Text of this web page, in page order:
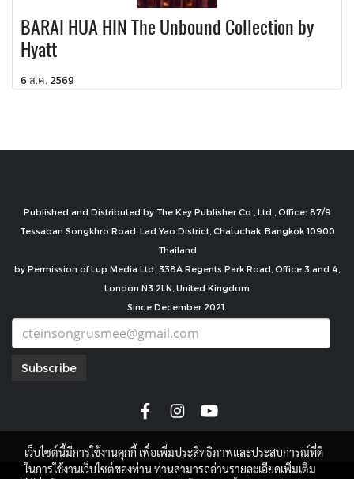
BARAI HUA HIN The Unbound Collection by
Hyatt
6 ส.ค. 2569
Published and Distributed by The Key Publisher Co., Ltd., Office: 87/9
Tessaban Songkhro Road, Lad Yao District, Chatuchak, Bangkok 10900
Thailand
by Permission of Lup Media Ltd. 338A Regents Park Road, Office 3 and 4,
London N3 2LN, United Kingdom
Since December 2021.
Subscribe
เว็บไซต์นี้มีการใช้งานคุกกี้ เพื่อเพิ่มประสิทธิภาพและประสบการณ์ที่ดี
ในการใช้งานเว็บไซต์ของท่าน ท่านสามารถอ่านรายละเอียดเพิ่มเติม